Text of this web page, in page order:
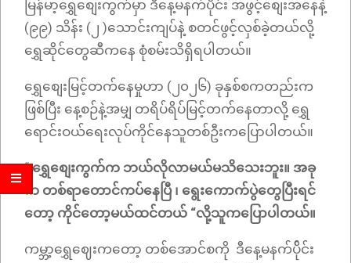
မြန်မာ့ရွှေစျေးကွက်မှာ ဒီနေ့မနက်ပိုင်း အဖွင့်စျေးအနေနဲ့
(၉၉) သိန်း (၂ )သောင်းကျပ်နဲ့ စတင်ဖွင့်လှစ်ခဲ့တယ်လို့
ရွှေဆိုင်တွေဆီကနေ စုံစမ်းသိရှိရပါတယ်။
ရွှေစျေးမြင့်တက်နေမှုဟာ (၂၀၂၆) ခုနှစ်စကတည်းက
ဖြစ်ပြီး နေ့စဉ်နဲ့အမျှ တရိပ်ရိပ်မြင့်တက်နေတာလို့ ရွှေ
ရောင်းဝယ်ရေးလုပ်ကိုင်နေသူတစ်ဦးကပြောပါတယ်။
“ရွှေစျေးကွက်က ဘယ်လိုလာမယ်မသိသေးဘူး။ အခု
က တစ်ရာတောင်ကပ်နေပြီ ၊ ရွေးကောက်ပွဲတွေပြီးရင်
တော့ ကိုင်တော့မယ်ထင်တယ် “​လို့သူကပြောပါတယ်။
ကမ္ဘာ့ရွှေဈေးကတော့ တစ်အောင်စကို ဒီနေ့မနက်ပ်ိုင်း